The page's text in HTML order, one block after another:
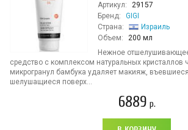
Артикул:
29157
Бренд:
GIGI
Страна:
Израиль
Объем:
200 мл
Нежное
средство с комплексом натуральных кристаллов
микрогранул бамбука удаляет макияж,
шелушащиеся поверх...
6889 р.